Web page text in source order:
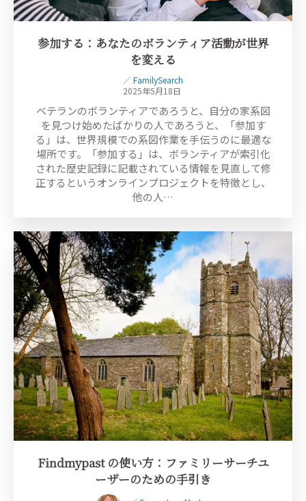
参加する：あなたのボランティア活動が世界
を変える
／FamilySearch
2025年5月18日
ベテランのボランティアであろうと、自分の家系図
を見つけ始めたばかりの人であろうと、「参加す
る」は、世界規模での系図作業を手伝うのに最適な
場所です。「参加する」は、ボランティアが索引化
された歴史記録に記載されている情報を見直して修
正するというオンラインプロジェクトを特徴とし、
他の人…
Findmypast の使い方：ファミリーサーチユ
ーザーのための手引き